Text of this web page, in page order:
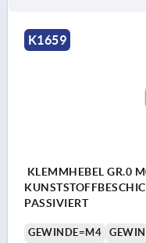
K1659
KLEMMHEBEL GR.0
PASSIVIERT
GEWINDE=M4